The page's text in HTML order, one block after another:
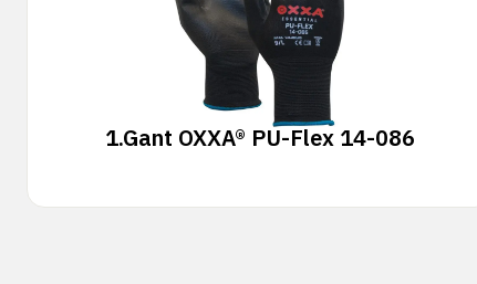
1.Gant OXXA® PU-Flex 14-086